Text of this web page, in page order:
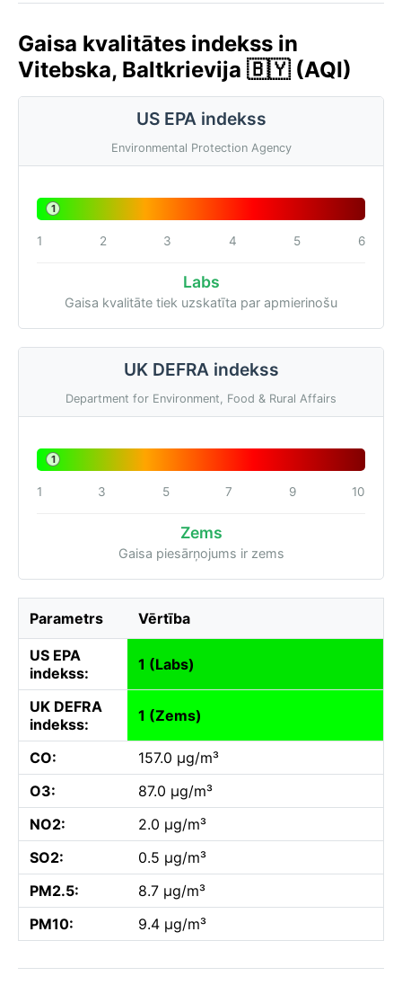
Gaisa kvalitātes indekss in
Vitebska, Baltkrievija 🇧🇾 (AQI)
US EPA indekss
Environmental Protection Agency
1
1 2 3 4 5 6
Labs
Gaisa kvalitāte tiek uzskatīta par apmierinošu
UK DEFRA indekss
Department for Environment, Food & Rural Affairs
1
1 3 5 7 9 10
Zems
Gaisa piesārņojums ir zems
Parametrs Vērtība
US EPA
indekss:
1 (Labs)
UK DEFRA
indekss:
1 (Zems)
CO:
157.0 µg/m³
O3:
87.0 µg/m³
NO2:
2.0 µg/m³
SO2:
0.5 µg/m³
PM2.5:
8.7 µg/m³
PM10:
9.4 µg/m³